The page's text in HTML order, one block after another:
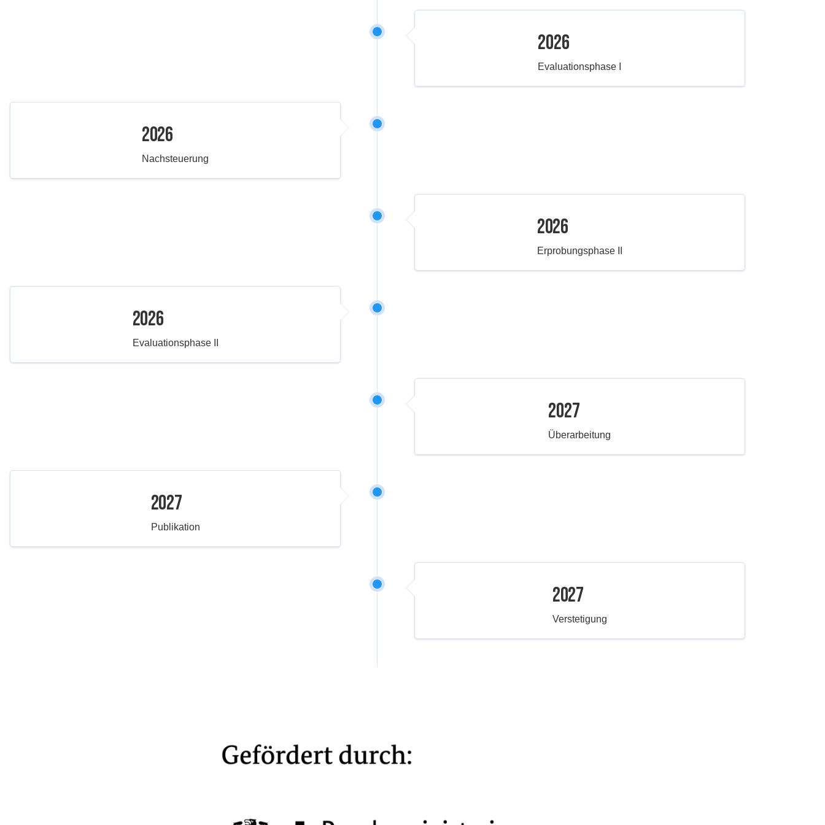
2026
Evaluationsphase I
2026
Nachsteuerung
2026
Erprobungsphase II
2026
Evaluationsphase II
2027
Überarbeitung
2027
Publikation
2027
Verstetigung